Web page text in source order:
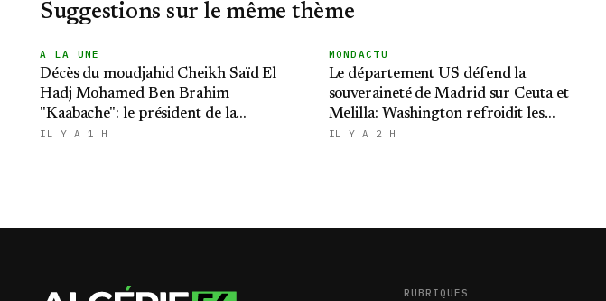
Suggestions sur le même thème
A LA UNE
Décès du moudjahid Cheikh Saïd El
Hadj Mohamed Ben Brahim
"Kaabache": le président de la
République présente ses condoléances
IL Y A 1 H
MONDACTU
Le département US défend la
souveraineté de Madrid sur Ceuta et
Melilla: Washington refroidit les
ambitions expansionnistes du Makhzen
IL Y A 2 H
RUBRIQUES